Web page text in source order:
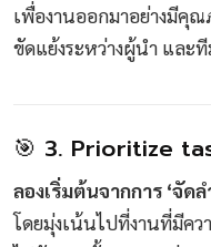
เพื่องานออกมาอย่างมีคุ
ขัดแย้งระหว่างผู้นำ และ
🎯 3. Prioritize
ลองเริ่มต้นจากการ ‘จั
โดยมุ่งเน้นไปที่งานที่มีค